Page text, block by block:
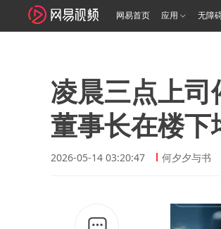
网易首页 应用 无障
凌晨三点上
董事长在楼下
2026-05-14 03:20:47 何夕夕与书